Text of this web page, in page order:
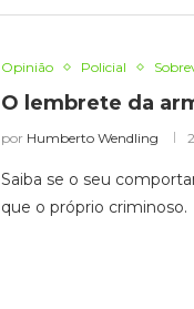
Opinião Policial
O lembrete da
por Humberto Wendling
Saiba se o seu
que o próprio criminoso.